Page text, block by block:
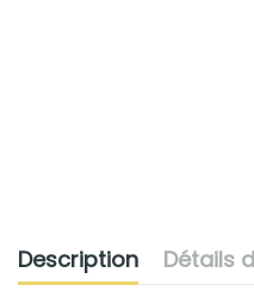
Description Détails